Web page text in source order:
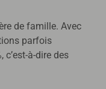
de famille. Avec
parfois
à-dire des